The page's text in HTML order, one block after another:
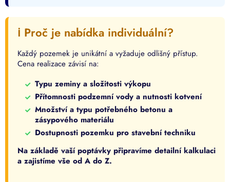
ℹ️ Proč je nabídka individuální?
Každý pozemek je unikátní a vyžaduje odlišný přístup.
Cena realizace závisí na:
Typu zeminy a složitosti výkopu
Přítomnosti podzemní vody a nutnosti kotvení
Množství a typu potřebného betonu a
zásypového materiálu
Dostupnosti pozemku pro stavební techniku
Na základě vaší poptávky připravíme detailní kalkulaci
a zajistíme vše od A do Z.